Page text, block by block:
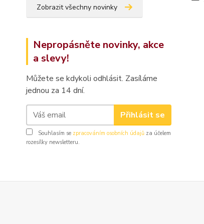
Zobrazit všechny novinky
Nepropásněte novinky, akce
a slevy!
Můžete se kdykoli odhlásit. Zasíláme
jednou za 14 dní.
Přihlásit se
Souhlasím se zpracováním osobních údajů za účelem
rozesílky newsletteru.